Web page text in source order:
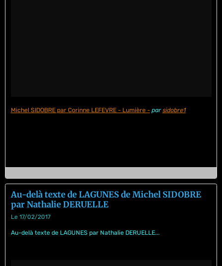
Michel SIDOBRE par Corinne LEFEVRE - Lumière - par sidobre1
Au-delà texte de LAGUNES de Michel SIDOBRE
par Nathalie DERUELLE
Le 17/02/2017
Au-delà texte de LAGUNES par Nathalie DERUELLE...